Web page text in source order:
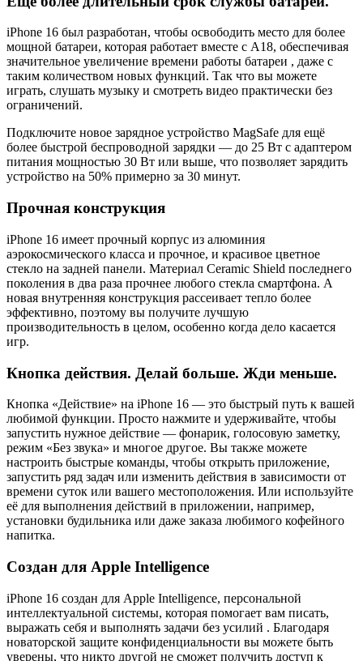
iPhone 16 был разработан, чтобы освободить место для более
мощной батареи, которая работает вместе с A18, обеспечивая
значительное увеличение времени работы батареи , даже с
таким количеством новых функций. Так что вы можете
играть, слушать музыку и смотреть видео практически без
ограничений.
Подключите новое зарядное устройство MagSafe для ещё
более быстрой беспроводной зарядки — до 25 Вт с адаптером
питания мощностью 30 Вт или выше, что позволяет зарядить
устройство на 50% примерно за 30 минут.
Прочная конструкция
iPhone 16 имеет прочный корпус из алюминия
аэрокосмического класса и прочное, и красивое цветное
стекло на задней панели. Материал Ceramic Shield последнего
поколения в два раза прочнее любого стекла смартфона. А
новая внутренняя конструкция рассеивает тепло более
эффективно, поэтому вы получите лучшую
производительность в целом, особенно когда дело касается
игр.
Кнопка действия. Делай больше. Жди меньше.
Кнопка «Действие» на iPhone 16 — это быстрый путь к вашей
любимой функции. Просто нажмите и удерживайте, чтобы
запустить нужное действие — фонарик, голосовую заметку,
режим «Без звука» и многое другое. Вы также можете
настроить быстрые команды, чтобы открыть приложение,
запустить ряд задач или изменить действия в зависимости от
времени суток или вашего местоположения. Или используйте
её для выполнения действий в приложении, например,
установки будильника или даже заказа любимого кофейного
напитка.
Создан для Apple Intelligence
iPhone 16 создан для Apple Intelligence, персональной
интеллектуальной системы, которая помогает вам писать,
выражать себя и выполнять задачи без усилий . Благодаря
новаторской защите конфиденциальности вы можете быть
уверены, что никто другой не сможет получить доступ к